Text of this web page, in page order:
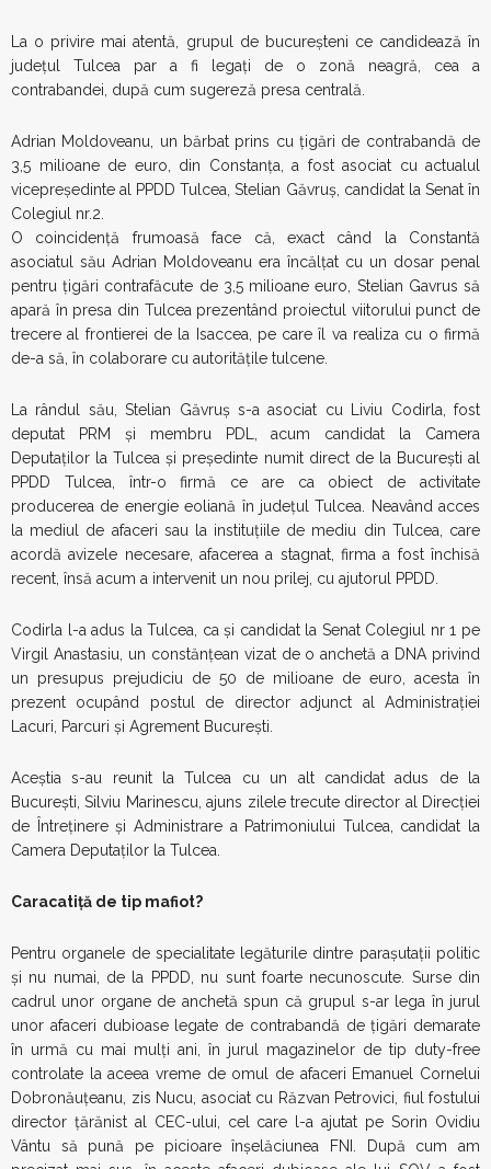
La o privire mai atentă, grupul de bucureșteni ce candidează în
județul Tulcea par a fi legați de o zonă neagră, cea a
contrabandei, după cum sugereză presa centrală.
Adrian Moldoveanu, un bărbat prins cu ţigări de contrabandă de
3,5 milioane de euro, din Constanța, a fost asociat cu actualul
vicepreședinte al PPDD Tulcea, Stelian Găvruș, candidat la Senat în
Colegiul nr.2.
O coincidenţă frumoasă face că, exact când la Constantă
asociatul său Adrian Moldoveanu era încălţat cu un dosar penal
pentru ţigări contrafăcute de 3,5 milioane euro, Stelian Gavrus să
apară în presa din Tulcea prezentând proiectul viitorului punct de
trecere al frontierei de la Isaccea, pe care îl va realiza cu o firmă
de-a să, în colaborare cu autorităţile tulcene.
La rândul său, Stelian Găvruș s-a asociat cu Liviu Codirla, fost
deputat PRM și membru PDL, acum candidat la Camera
Deputaților la Tulcea și președinte numit direct de la București al
PPDD Tulcea, într-o firmă ce are ca obiect de activitate
producerea de energie eoliană în județul Tulcea. Neavând acces
la mediul de afaceri sau la instituțiile de mediu din Tulcea, care
acordă avizele necesare, afacerea a stagnat, firma a fost închisă
recent, însă acum a intervenit un nou prilej, cu ajutorul PPDD.
Codirla l-a adus la Tulcea, ca și candidat la Senat Colegiul nr 1 pe
Virgil Anastasiu, un constănţean vizat de o anchetă a DNA privind
un presupus prejudiciu de 50 de milioane de euro, acesta în
prezent ocupând postul de director adjunct al Administraţiei
Lacuri, Parcuri şi Agrement Bucureşti.
Aceștia s-au reunit la Tulcea cu un alt candidat adus de la
București, Silviu Marinescu, ajuns zilele trecute director al Direcției
de Întreținere și Administrare a Patrimoniului Tulcea, candidat la
Camera Deputaților la Tulcea.
Caracatiță de tip mafiot?
Pentru organele de specialitate legăturile dintre parașutații politic
și nu numai, de la PPDD, nu sunt foarte necunoscute. Surse din
cadrul unor organe de anchetă spun că grupul s-ar lega în jurul
unor afaceri dubioase legate de contrabandă de țigări demarate
în urmă cu mai mulți ani, în jurul magazinelor de tip duty-free
controlate la aceea vreme de omul de afaceri Emanuel Cornelui
Dobronăuțeanu, zis Nucu, asociat cu Răzvan Petrovici, fiul fostului
director ţărănist al CEC-ului, cel care l-a ajutat pe Sorin Ovidiu
Vântu să pună pe picioare înşelăciunea FNI. După cum am